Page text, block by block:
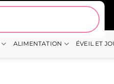
ALIMENTATION ÉVEIL ET